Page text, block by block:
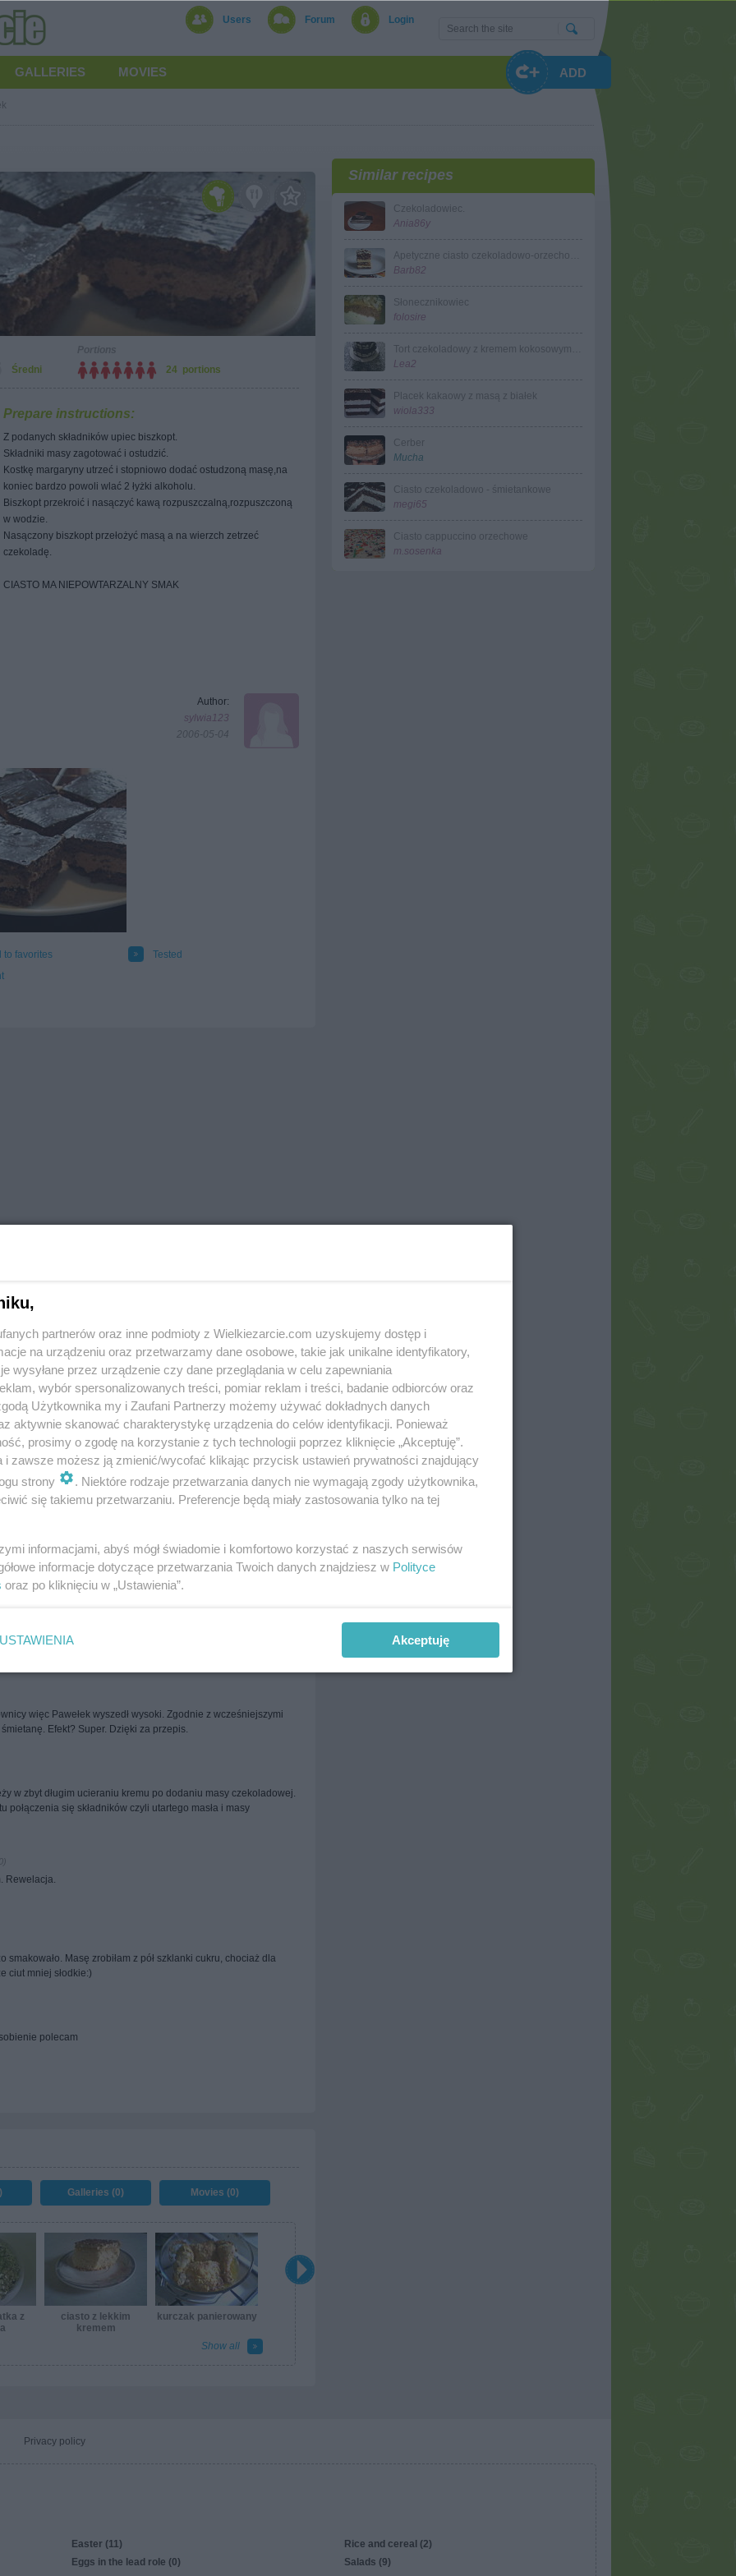
Users Forum Login
GALLERIES MOVIES ADD
Średni
24 portions
Prepare instructions:
Z podanych składników upiec biszkopt.
Składniki masy zagotować i ostudzić.
Kostkę margaryny utrzeć i stopniowo dodać ostudzoną masę,na
koniec bardzo powoli wlać 2 łyżki alkoholu.
Biszkopt przekroić i nasączyć kawą rozpuszczalną,rozpuszczoną
w wodzie.
Nasączony biszkopt przełożyć masą a na wierzch zetrzeć
czekoladę.
CIASTO MA NIEPOWTARZALNY SMAK
Author:
sylwia123
2006-05-04
to favorites
Tested
Cakes with cocoa and chocolate
kakao krem na słodko pawełek
z czekoladą
more tags
View all comments (67 )
to jest najlepsze !!!...przepisy poszły dalej :)
więc Pawełek wyszedł wysoki. Zgodnie z wcześniejszymi
Efekt? Super. Dzięki za przepis.
w zbyt długim ucieraniu kremu po dodaniu masy czekoladowej.
połączenia się składników czyli utartego masła i masy
Rewelacja.
smakowało. Masę zrobiłam z pół szklanki cukru, chociaż dla
ciut mniej słodkie:)
polecam
Galleries (0) Movies (0)
z
ciasto z lekkim
kremem
kurczak panierowany
Show all
Similar recipes
Czekoladowiec.
Ania86y
Barb82
Słonecznikowiec
folosire
Lea2
Placek kakaowy z masą z białek
wiola333
Cerber
Mucha
Ciasto czekoladowo - śmietankowe
megi65
Ciasto cappuccino orzechowe
m.sosenka
Privacy policy
Easter (11)
Eggs in the lead role (0)
Rice and cereal (2)
Salads (9)
partnerów oraz inne podmioty z Wielkiezarcie.com uzyskujemy dostęp i
na urządzeniu oraz przetwarzamy dane osobowe, takie jak unikalne identyfikatory,
wysyłane przez urządzenie czy dane przeglądania w celu zapewniania
wybór spersonalizowanych treści, pomiar reklam i treści, badanie odbiorców oraz
Użytkownika my i Zaufani Partnerzy możemy używać dokładnych danych
aktywnie skanować charakterystykę urządzenia do celów identyfikacji. Ponieważ
prosimy o zgodę na korzystanie z tych technologii poprzez kliknięcie „Akceptuję”.
i zawsze możesz ją zmienić/wycofać klikając przycisk ustawień prywatności znajdujący
strony
. Niektóre rodzaje przetwarzania danych nie wymagają zgody użytkownika,
się takiemu przetwarzaniu. Preferencje będą miały zastosowania tylko na tej
informacjami, abyś mógł świadomie i komfortowo korzystać z naszych serwisów
informacje dotyczące przetwarzania Twoich danych znajdziesz w Polityce
oraz po kliknięciu w „Ustawienia”.
USTAWIENIA Akceptuję